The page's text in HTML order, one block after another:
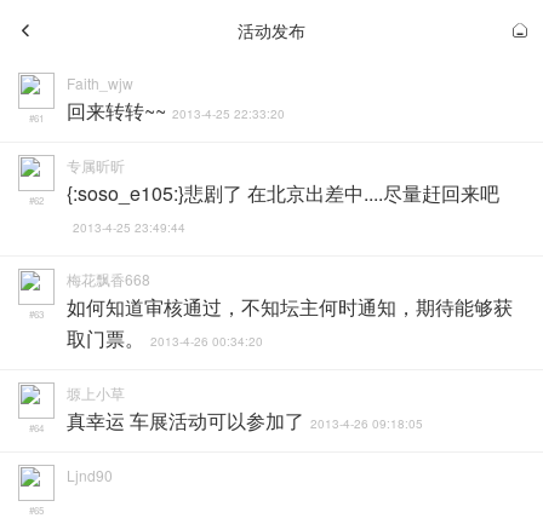
活动发布
Faith_wjw
#61 回来转转~~ 2013-4-25 22:33:20
专属昕昕
#62 {:soso_e105:}悲剧了 在北京出差中....尽量赶回来吧
2013-4-25 23:49:44
梅花飘香668
#63
如何知道审核通过，不知坛主何时通知，期待能够获
取门票。
2013-4-26 00:34:20
塬上小草
#64 真幸运 车展活动可以参加了 2013-4-26 09:18:05
Ljnd90
#65